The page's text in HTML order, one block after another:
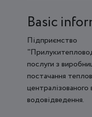
Basic
Підприємство
послуги з
постачання
водовідведення.